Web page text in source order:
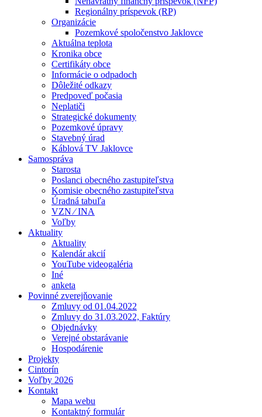
Regionálny príspevok (RP)
Organizácie
Pozemkové spoločenstvo Jaklovce
Aktuálna teplota
Kronika obce
Certifikáty obce
Informácie o odpadoch
Dôležité odkazy
Predpoveď počasia
Neplatiči
Strategické dokumenty
Pozemkové úpravy
Stavebný úrad
Káblová TV Jaklovce
Samospráva
Starosta
Poslanci obecného zastupiteľstva
Komisie obecného zastupiteľstva
Úradná tabuľa
VZN ⁄ INA
Voľby
Aktuality
Aktuality
Kalendár akcií
YouTube videogaléria
Iné
anketa
Povinné zverejňovanie
Zmluvy od 01.04.2022
Zmluvy do 31.03.2022, Faktúry
Objednávky
Verejné obstarávanie
Hospodárenie
Projekty
Cintorín
Voľby 2026
Kontakt
Mapa webu
Kontaktný formulár